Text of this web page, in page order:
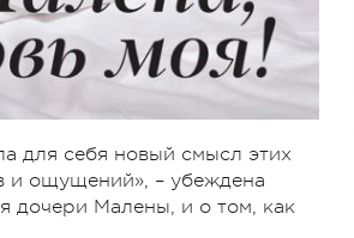
для себя новый смысл этих
и ощущений», – убеждена
дочери Малены, и о том, как